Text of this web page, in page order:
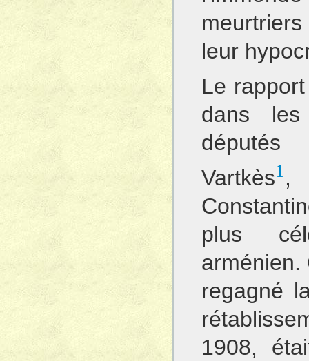
leur
Le
dans les
Vartkès1 ,
plus
arménien.
regagné
1908,